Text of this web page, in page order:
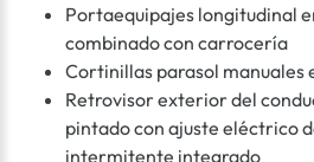
Portaequipajes longitudinal
combinado con carrocería
Cortinillas parasol manuales
Retrovisor exterior del
pintado con ajuste eléctrico
intermitente integrado